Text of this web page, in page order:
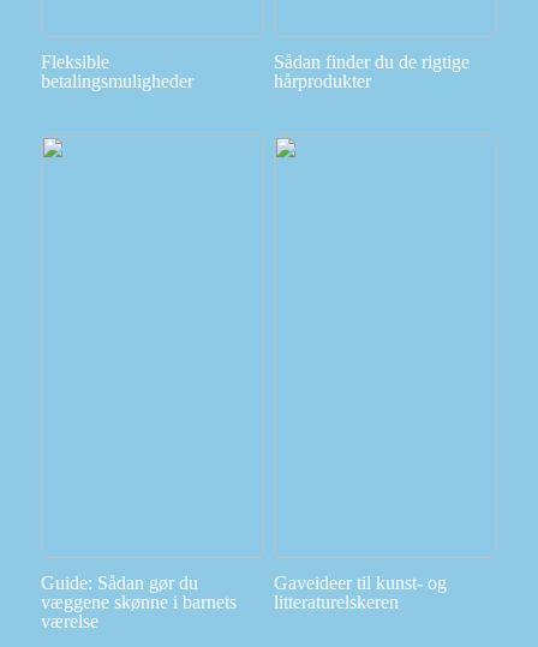
Fleksible
betalingsmuligheder
Sådan finder du de rigtige
hårprodukter
Guide: Sådan gør du
væggene skønne i barnets
værelse
Gaveideer til kunst- og
litteraturelskeren